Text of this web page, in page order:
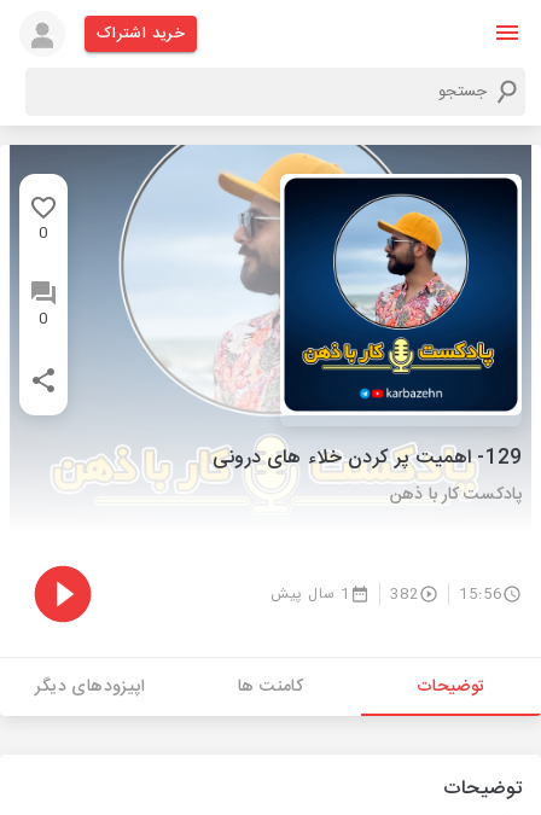
خرید اشتراک
0
0
129- اهمیت پر کردن خلاء های درونی
پادکست کار با ذهن
15:56
382 1 سال پیش
توضیحات کامنت ها اپیزودهای دیگر
توضیحات